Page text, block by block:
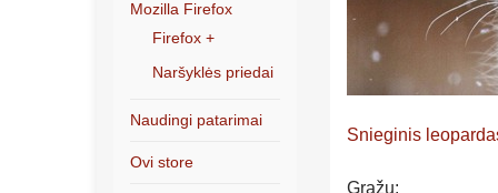
Snieginis
Gražu:
Mozilla Firefox
Firefox +
Naršyklės priedai
Naudingi patarimai
Ovi store